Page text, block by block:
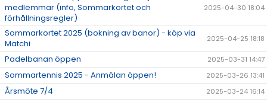
medlemmar (info, Sommarkortet och
förhållningsregler)
2025-04-30 18:04
Sommarkortet 2025 (bokning av banor) - köp via
Matchi
2025-04-25 18:18
Padelbanan öppen 2025-03-31 14:47
Sommartennis 2025 - Anmälan öppen! 2025-03-26 13:41
Årsmöte 7/4 2025-03-24 16:14